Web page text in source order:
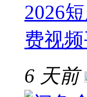
2026
费视
6 天前